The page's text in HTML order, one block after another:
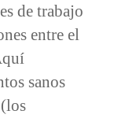
de trabajo
entre el
sanos